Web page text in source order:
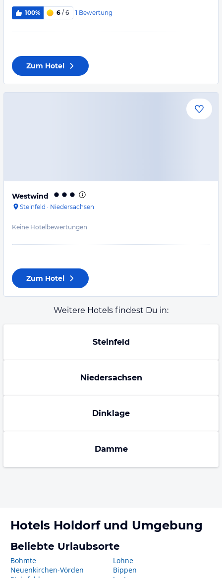
100% 6 / 6 1 Bewertung
Zum Hotel
Westwind
Steinfeld · Niedersachsen
Keine Hotelbewertungen
Zum Hotel
Weitere Hotels findest Du in:
Steinfeld
Niedersachsen
Dinklage
Damme
Hotels Holdorfund Umgebung
Beliebte Urlaubsorte
Bohmte
Neuenkirchen-Vörden
Lohne
Bippen